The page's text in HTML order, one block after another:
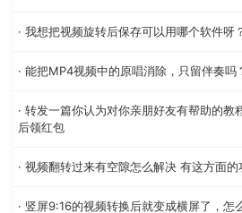
· 我想把视频旋转后保存可以用哪个软件呀
· 能把MP4视频中的原唱消除，只留伴奏吗
· 转发一篇你认为对你亲朋好友有帮助的
后领红包
· 视频翻转过来有空隙怎么解决 有这方面的
· 竖屏9:16的视频转换后就变成横屏了，怎